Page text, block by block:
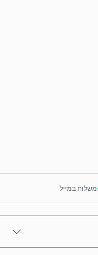
משלוח במייל